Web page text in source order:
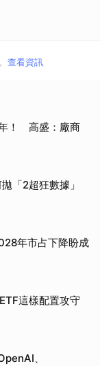
查看資訊
！ 高盛：廠商
「2超狂數據」
年市占下降盼成
這樣配置攻守
、